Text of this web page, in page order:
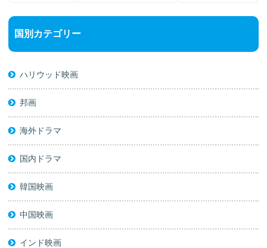
国別カテゴリー
ハリウッド映画
邦画
海外ドラマ
国内ドラマ
韓国映画
中国映画
インド映画